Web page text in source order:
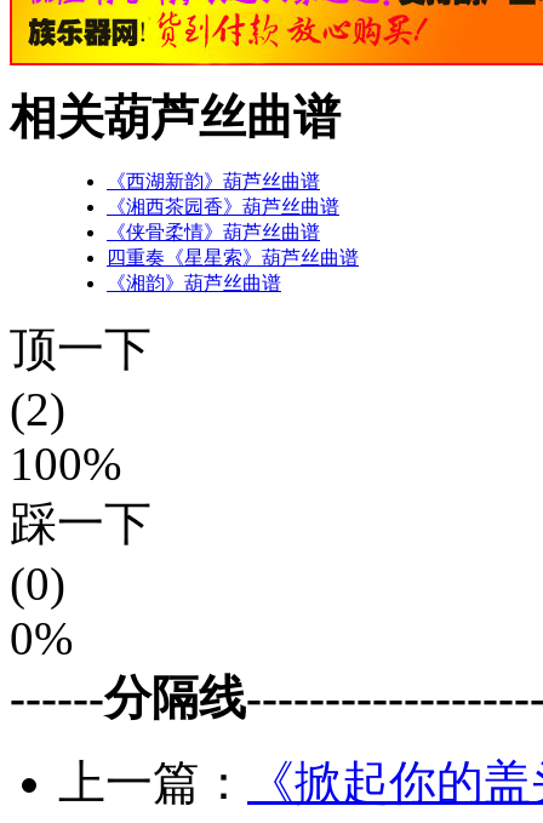
相关葫芦丝曲谱
《西湖新韵》葫芦丝曲谱
《湘西茶园香》葫芦丝曲谱
《侠骨柔情》葫芦丝曲谱
四重奏《星星索》葫芦丝曲谱
《湘韵》葫芦丝曲谱
顶一下
(2)
100%
踩一下
(0)
0%
------分隔线
上一篇：
《掀起你的